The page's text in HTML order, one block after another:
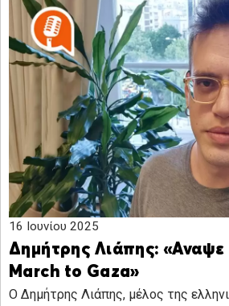
16 Ιουνίου 2025
Δημήτρης Λιάπης: «Αναψε
March to Gaza»
Ο Δημήτρης Λιάπης, μέλος της